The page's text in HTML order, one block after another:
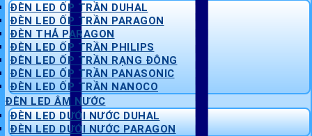
ĐÈN LED ỐP TRẦN DUHAL
ĐÈN LED ỐP TRẦN PARAGON
ĐÈN THẢ PARAGON
ĐÈN LED ỐP TRẦN PHILIPS
ĐÈN LED ỐP TRẦN RẠNG ĐÔNG
ĐÈN LED ỐP TRẦN PANASONIC
ĐÈN LED ỐP TRẦN NANOCO
ĐÈN LED ÂM NƯỚC
ĐÈN LED DƯỚI NƯỚC DUHAL
ĐÈN LED DƯỚI NƯỚC PARAGON